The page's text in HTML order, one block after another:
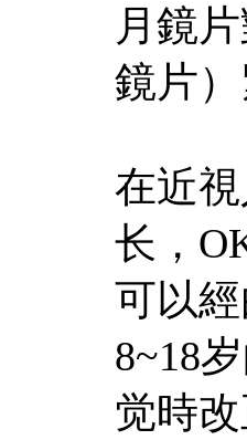
月鏡
鏡片
在近
长，
可以
8~18
觉時